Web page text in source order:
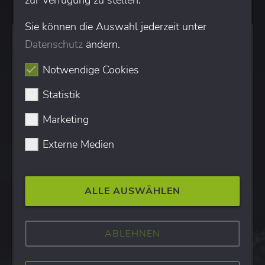
Die Zusammenarbeit mit mindshape
begleitet unsere Praxis schon seit
Übernahme hat sich gezeigt, wie
verlässlich dieses Team arbeitet: Der
und genau so, wie wir
wahrgenommen werden möchten.
Auch die Sichtbarkeit stimmt: Neue
Patientinnen und Patienten finden uns
Sie können die Auswahl jederzeit unter
Datenschutz ändern.
Notwendige Cookies
Statistik
Marketing
Externe Medien
ALLE AUSWÄHLEN
ABLEHNEN